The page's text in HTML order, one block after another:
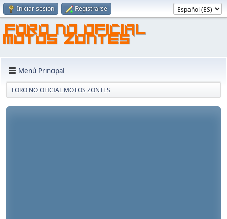
Iniciar sesión Registrarse
FORO NO OFICIAL
MOTOS ZONTES
Menú Principal
FORO NO OFICIAL MOTOS ZONTES